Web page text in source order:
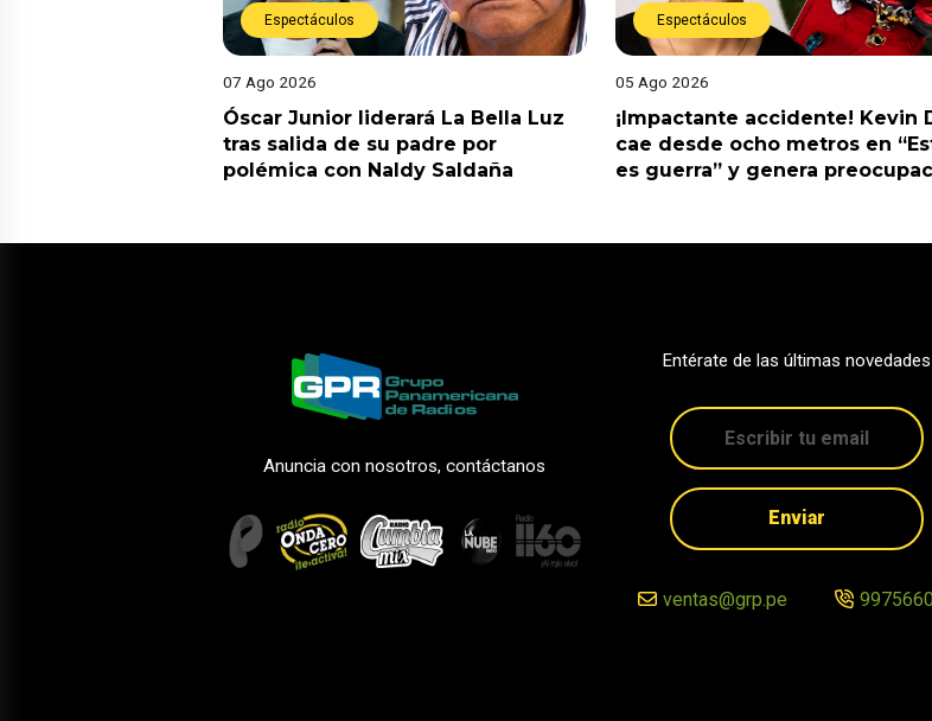
Espectáculos
07 Ago 2026
Óscar Junior liderará La Bella Luz
tras salida de su padre por
polémica con Naldy Saldaña
Espectáculos
05 Ago 2026
¡Impactante accidente! Kevin
cae desde ocho metros en
es guerra” y genera
Anuncia con nosotros, contáctanos
Entérate de las últimas novedades
Enviar
ventas@grp.pe